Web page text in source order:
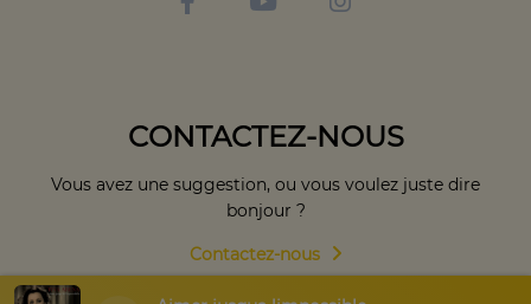
CONTACTEZ-NOUS
Vous avez une suggestion, ou vous voulez juste dire
bonjour ?
Contactez-nous